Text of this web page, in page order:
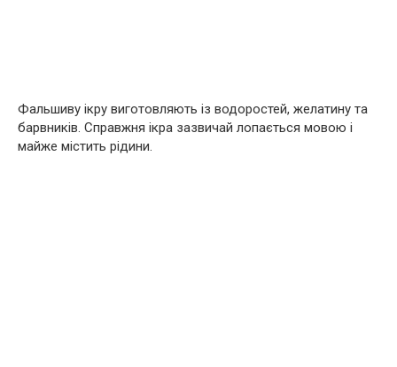
Фальшиву ікру виготовляють із водоростей, желатину та
барвників. Справжня ікра зазвичай лопається мовою і
майже містить рідини.